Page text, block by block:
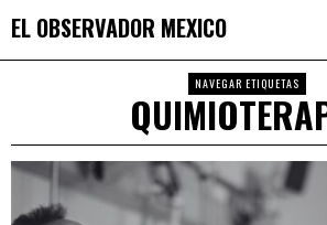
EL OBSERVADOR MEXICO
NAVEGAR ETIQUETAS